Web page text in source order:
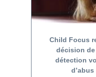
Child Focus
décision
détection